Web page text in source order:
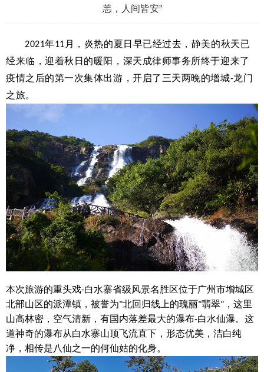
恙，人间皆安”
2021年11 月，炎热的夏日早已经过去，静美的秋天已
经来临，迎着秋日的暖阳，深天成律师事务所终于迎来了
疫情之后的第一次集体出游，开启了三天两晚的增城-龙门
之旅。
本次旅游的重头戏-白水寨省级风景名胜区位于广州市增城区
北部山区的派潭镇，被誉为"北回归线上的瑰丽"翡翠" ， 这里
山高林密，空气清新， 有国内落差最大的瀑布-白水仙瀑。这
道神奇的瀑布从白水寨山顶飞流直下，形态优美，洁白纯
净，相传是八仙之一的何仙姑的化身。